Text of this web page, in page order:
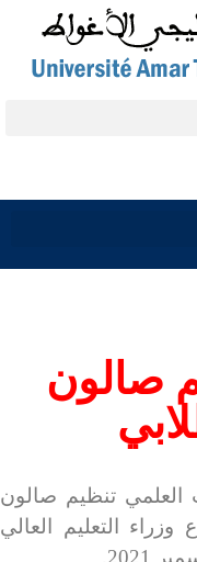
صالون
العلمي تنظيم صالون
التعليم العالي